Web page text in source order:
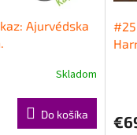
Ajurvédska
Skladom
Do košíka